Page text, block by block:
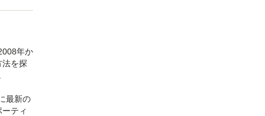
年か
を探
最新の
ティ